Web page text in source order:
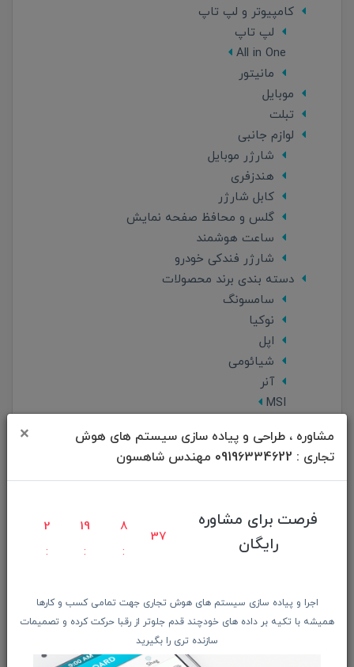
مشاوره ، طراحی و پیاده سازی سیستم های هوش
تجاری : 09196334622 مهندس شاهسون
×
فرصت برای مشاوره
رایگان
2 19 8
36
اجرا و پیاده سازی سیستم های هوش تجاری جهت تمامی کسب و کارها
همیشه با تکیه بر داده های خودچند قدم جلوتر از رقبا حرکت کرده و تصمیمات
سازنده تری را بگیرید
کامپیوتر و لپ تاپ
لپ تاپ
All in One
مانیتور
موبایل
تبلت
لوازم جانبی
شارژر موبایل
هندزفری
کابل شارژر
گلس و محافظ صفحه نمایش
ساعت هوشمند
شارژر فندکی خودرو
دسته بندی برند محصولات
سامسونگ
نوکیا
اپل
شیائومی
آنر
MSI
پخش و فروش عمده
کالای استوک و کارکرده
درباره ما
معرفی همکاران
معرفی محصولات همکاران
فرم درخواست دستگاه ریفربیشد
فرم ثبت نام درخواست همکاری